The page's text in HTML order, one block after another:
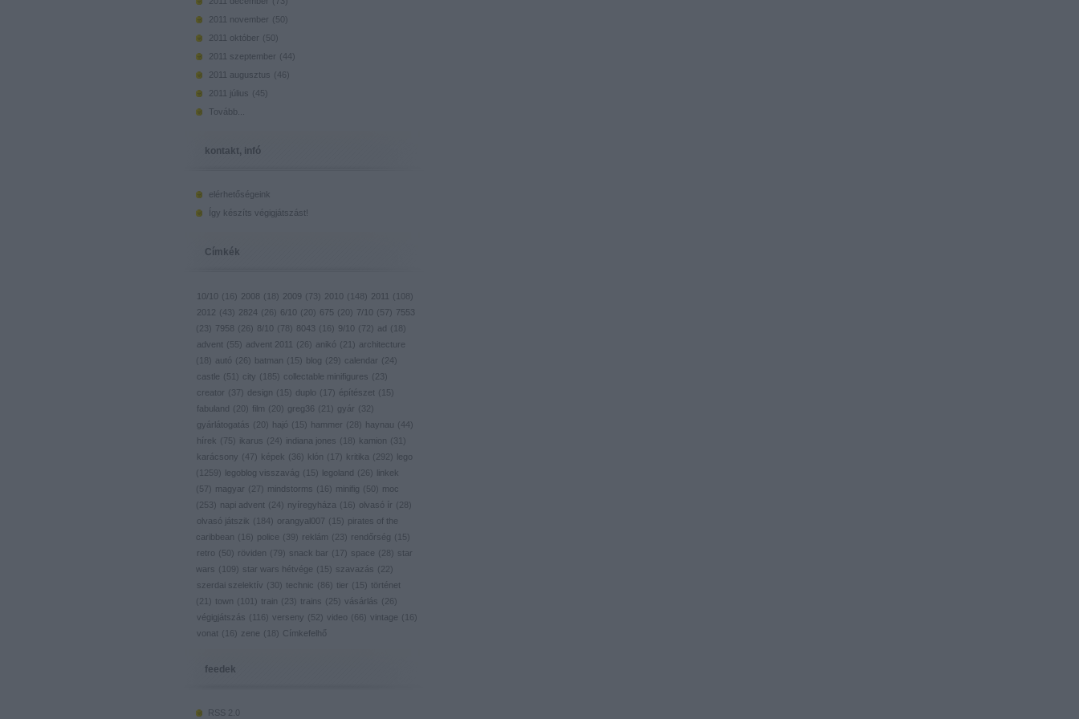
2011 november ( 50)
2011 október ( 50)
2011 szeptember ( 44)
2011 augusztus ( 46 )
2011 július ( 45)
Tovább
kontakt, infó
elérhetőségeink
Így készíts végigjátszást!
Címkék
10/10 ( 16 ) 2008 ( 18 ) 2009 ( 73) 2010 ( 148 ) 2011 ( 108 )
2012 ( 43) 2824 ( 26 ) 6/10 ( 20) 675 ( 20) 7/10 ( 57) 7553
( 23) 7958 ( 26 ) 8/10 ( 78 ) 8043 ( 16 ) 9/10 ( 72) ad ( 18 )
advent ( 55) advent 2011 ( 26 ) anikó ( 21 )
architecture
(
18 ) autó ( 26 ) batman ( 15) blog ( 29) calendar ( 24)
castle ( 51 ) city ( 185) collectable minifigures ( 23)
creator ( 37) design ( 15) duplo ( 17) építészet ( 15)
fabuland ( 20) film ( 20) greg36 ( 21 ) gyár ( 32)
gyárlátogatás ( 20) hajó ( 15) hammer ( 28 ) haynau ( 44)
hírek ( 75) ikarus ( 24) indiana jones ( 18 ) kamion ( 31
)
karácsony ( 47) képek ( 36 ) klón ( 17) kritika ( 292)
lego
(
1259) legoblog visszavág ( 15) legoland ( 26 )
linkek
( 57) magyar ( 27) mindstorms ( 16 ) minifig ( 50) moc
( 253) napi advent ( 24) nyíregyháza ( 16 ) olvasó ír ( 28 )
olvasó játszik ( 184) orangyal007 ( 15) pirates of the
caribbean ( 16 ) police ( 39) reklám ( 23) rendőrség ( 15)
retro ( 50) röviden ( 79) snack bar ( 17) space ( 28 ) star
wars ( 109) star wars hétvége ( 15) szavazás ( 22)
szerdai szelektív ( 30) technic ( 86 ) tier ( 15) történet
( 21 ) town ( 101 ) train ( 23) trains ( 25) vásárlás ( 26 )
végigjátszás ( 116 ) verseny ( 52) video ( 66 ) vintage ( 16 )
vonat ( 16 ) zene ( 18 ) Címkefelhő
feedek
RSS 2.0